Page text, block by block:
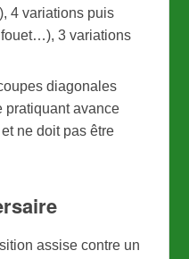
4 variations puis
3 variations
diagonales
pratiquant avance
ne doit pas être
assise contre un